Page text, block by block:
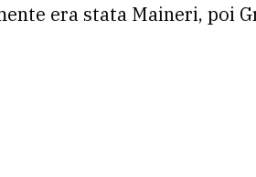
era stata Maineri, poi